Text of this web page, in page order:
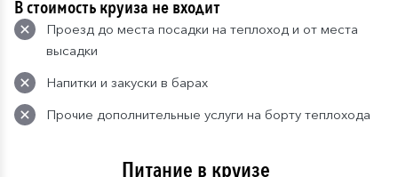
В стоимость круиза не входит
Проезд до места посадки на теплоход и от места
высадки
Напитки и закуски в барах
Прочие дополнительные услуги на борту теплохода
Питание в круизе